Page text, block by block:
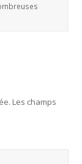
Les champs